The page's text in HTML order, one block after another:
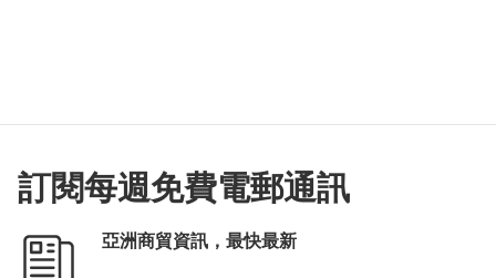
訂閱每週免費電郵通訊
亞洲商貿資訊，最快最新